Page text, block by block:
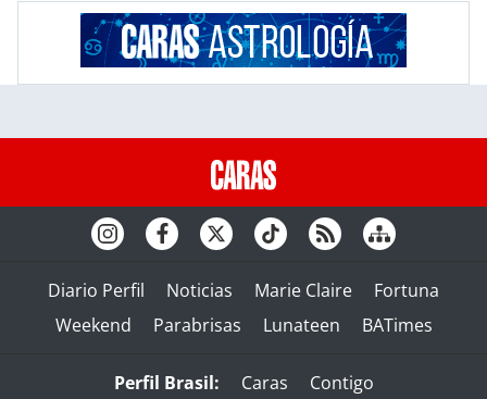
Diario Perfil Noticias Marie Claire
Fortuna
Weekend
Parabrisas Lunateen BATimes
Perfil Brasil: Caras Contigo